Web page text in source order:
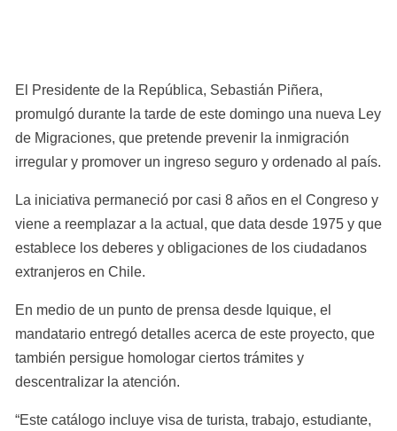
El Presidente de la República, Sebastián Piñera,
promulgó durante la tarde de este domingo una nueva Ley
de Migraciones, que pretende prevenir la inmigración
irregular y promover un ingreso seguro y ordenado al país.
La iniciativa permaneció por casi 8 años en el Congreso y
viene a reemplazar a la actual, que data desde 1975 y que
establece los deberes y obligaciones de los ciudadanos
extranjeros en Chile.
En medio de un punto de prensa desde Iquique, el
mandatario entregó detalles acerca de este proyecto, que
también persigue homologar ciertos trámites y
descentralizar la atención.
“Este catálogo incluye visa de turista, trabajo, estudiante,